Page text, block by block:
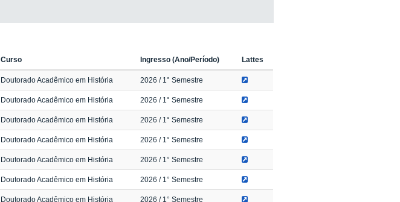
Curso Ingresso (Ano/Período) Lattes
Doutorado Acadêmico em História 2026 / 1° Semestre
Doutorado Acadêmico em História 2026 / 1° Semestre
Doutorado Acadêmico em História 2026 / 1° Semestre
Doutorado Acadêmico em História 2026 / 1° Semestre
Doutorado Acadêmico em História 2026 / 1° Semestre
Doutorado Acadêmico em História 2026 / 1° Semestre
Doutorado Acadêmico em História 2026 / 1° Semestre